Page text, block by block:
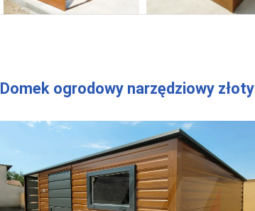
Domek ogrodowy narzędziowy